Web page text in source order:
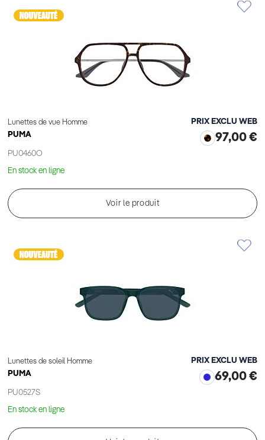
Lunettes de vue Homme
PUMA
PU0460O
PRIX EXCLU WEB
97,00 €
En stock en ligne
Voir le produit
Lunettes de soleil Homme
PUMA
PU0527S
PRIX EXCLU WEB
69,00 €
En stock en ligne